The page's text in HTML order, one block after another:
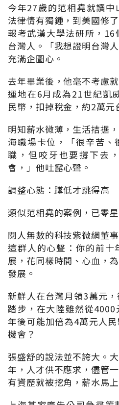
今年27歲的范相堯就讀
法律情有獨鍾，到美國修
報考武漢大學法研所，
台灣人。「我想證明台灣
充滿企圖心。
去年畢業後，他毫不考慮
運地在6月成為21世紀凱
民幣，扣掉稅金，約2萬元
明知薪水微薄，生活拮据
海職場卡位，「很辛苦、
職，但咬牙也要撐下去
會，」他吐露心聲。
調整心態：蹲低才跳得高
類似范相堯的案例，已零
閱人無數的科技紫微網董
這群人的心聲：你的前十
展，花同樣時間、心血，
發展。
新鮮人在台灣月領3萬元
踏步，在大陸雖然從
年後可能加倍為4萬元人
機會？
張盛舒的說法並不誇大。
年，人才供不應求，儘管
有資歷就被挖角，薪水馬